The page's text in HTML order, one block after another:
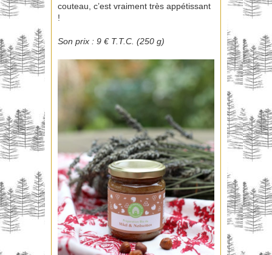
couteau, c’est vraiment très appétissant
!
Son prix : 9 € T.T.C. (250 g)